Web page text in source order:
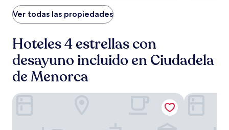
Ver todas las propiedades
Hoteles 4 estrellas con
desayuno incluido en Ciudadela
de Menorca
Seranova Luxury Hotel - Adults Only Hotel